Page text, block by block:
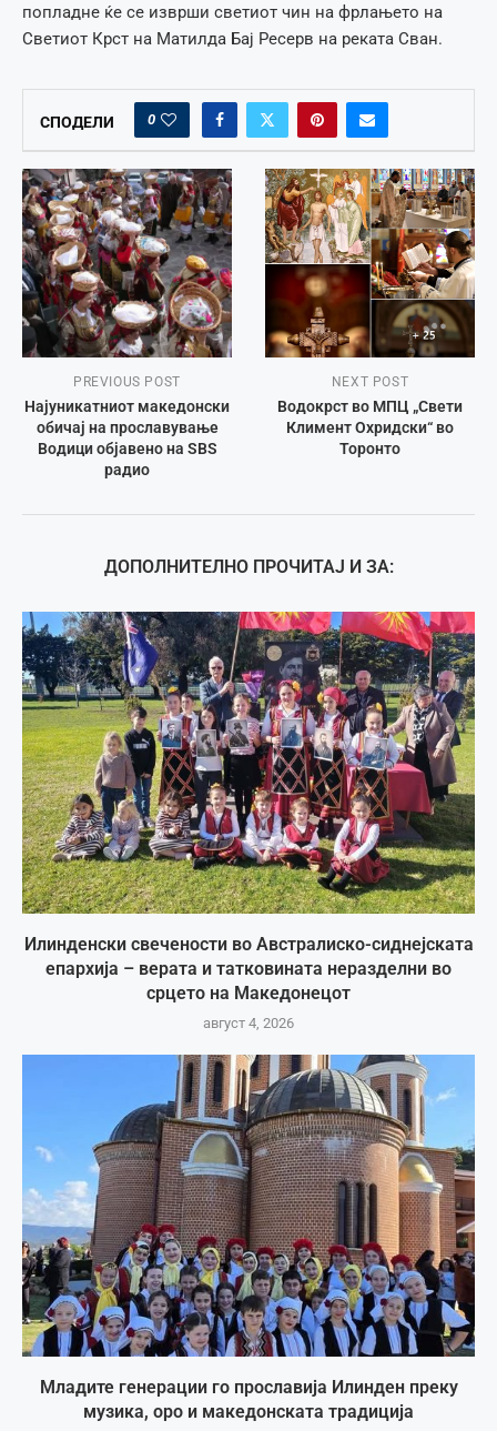
попладне ќе се изврши светиот чин на фрлањето на
Светиот Крст на Матилда Бај Ресерв на реката Сван.
СПОДЕЛИ 0
PREVIOUS POST
Најуникатниот македонски
обичај на прославување
Водици објавено на SBS
радио
NEXT POST
Водокрст во МПЦ „Свети
Климент Охридски“ во
Торонто
ДОПОЛНИТЕЛНО ПРОЧИТАЈ И ЗА:
Илинденски свечености во Австралиско-сиднејската
епархија – верата и татковината неразделни во
срцето на Македонецот
август 4, 2026
Младите генерации го прославија Илинден преку
музика, оро и македонската традиција